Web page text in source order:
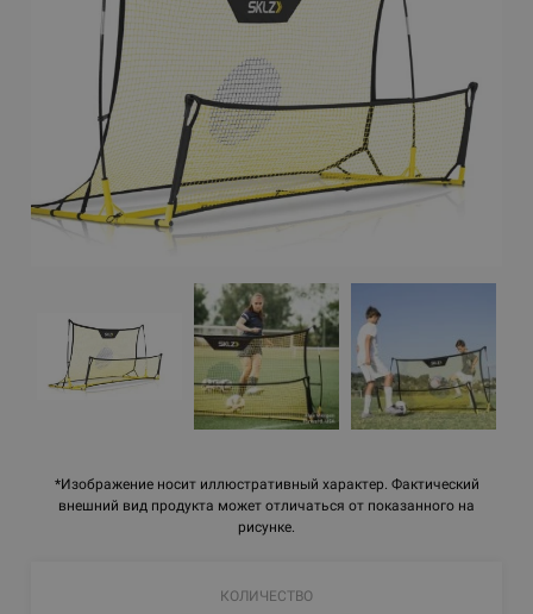
*Изображение носит иллюстративный характер. Фактический
внешний вид продукта может отличаться от показанного на
рисунке.
КОЛИЧЕСТВО